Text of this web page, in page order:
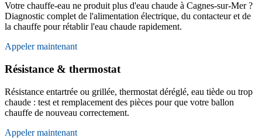
Votre chauffe-eau ne produit plus d'eau chaude à Cagnes-sur-Mer ?
Diagnostic complet de l'alimentation électrique, du contacteur et de
la chauffe pour rétablir l'eau chaude rapidement.
Appeler maintenant
Résistance & thermostat
Résistance entartrée ou grillée, thermostat déréglé, eau tiède ou trop
chaude : test et remplacement des pièces pour que votre ballon
chauffe de nouveau correctement.
Appeler maintenant